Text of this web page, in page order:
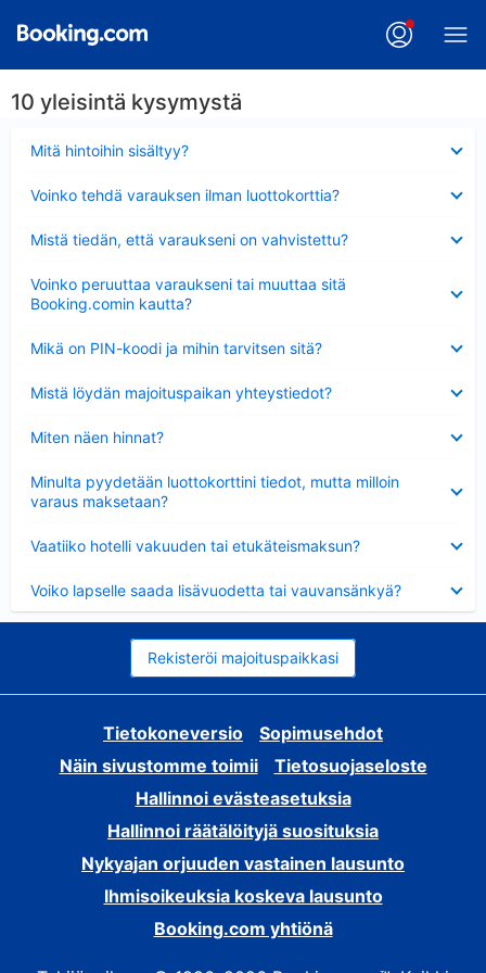
10 yleisintä kysymystä
Mitä hintoihin sisältyy?
Voinko tehdä varauksen ilman luottokorttia?
Mistä tiedän, että varaukseni on vahvistettu?
Voinko peruuttaa varaukseni tai muuttaa sitä
Booking.comin kautta?
Mikä on PIN-koodi ja mihin tarvitsen sitä?
Mistä löydän majoituspaikan yhteystiedot?
Miten näen hinnat?
Minulta pyydetään luottokorttini tiedot, mutta milloin
varaus maksetaan?
Vaatiiko hotelli vakuuden tai etukäteismaksun?
Voiko lapselle saada lisävuodetta tai vauvansänkyä?
Rekisteröi majoituspaikkasi
Tietokoneversio
Sopimusehdot
Näin sivustomme toimii
Tietosuojaseloste
Hallinnoi evästeasetuksia
Hallinnoi räätälöityjä suosituksia
Nykyajan orjuuden vastainen lausunto
Ihmisoikeuksia koskeva lausunto
Booking.com yhtiönä